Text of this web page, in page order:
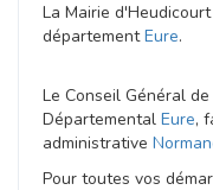
La Mairie
départementEure.
Le Conseil Général
Départemental Eure,
administrative
Pour toutes vos